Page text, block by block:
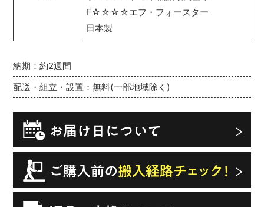
納期：約2週間
配送・組立・設置：無料(一部地域除く)
F☆☆☆☆エフ・フォースター
日本製